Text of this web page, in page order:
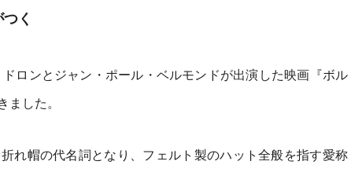
く
ロンとジャン・ポール・ベルモンドが出演した映画『ボル
ました。
れ帽の代名詞となり、フェルト製のハット全般を指す愛称